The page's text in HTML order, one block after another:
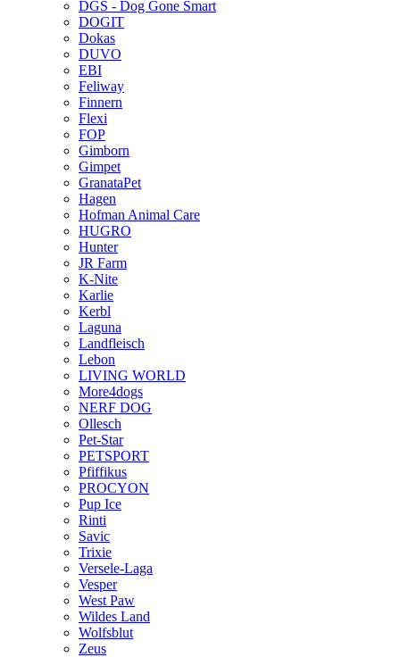
DGS - Dog Gone Smart
DOGIT
Dokas
DUVO
EBI
Feliway
Finnern
Flexi
FOP
Gimborn
Gimpet
GranataPet
Hagen
Hofman Animal Care
HUGRO
Hunter
JR Farm
K-Nite
Karlie
Kerbl
Laguna
Landfleisch
Lebon
LIVING WORLD
More4dogs
NERF DOG
Ollesch
Pet-Star
PETSPORT
Pfiffikus
PROCYON
Pup Ice
Rinti
Savic
Trixie
Versele-Laga
Vesper
West Paw
Wildes Land
Wolfsblut
Zeus